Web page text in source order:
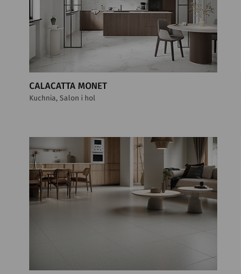
CALACATTA MONET
Kuchnia, Salon i hol